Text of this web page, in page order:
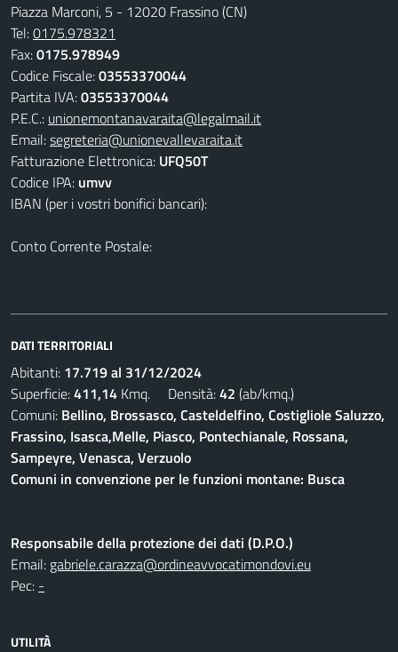
Piazza Marconi, 5 - 12020 Frassino (CN)
Tel:0175.978321
Fax:0175.978949
Codice Fiscale:03553370044
Partita IVA:03553370044
P.E.C.: unionemontanavaraita@legalmail.it
Email:segreteria@unionevallevaraita.it
Fatturazione Elettronica: UFQ50T
Codice IPA: umvv
IBAN (per i vostri bonifici bancari):
Conto Corrente Postale:
DATI TERRITORIALI
Abitanti: 17.719 al 31/12/2024
Superficie:411,14 Kmq. Densità:42 (ab/kmq.)
Comuni: Bellino, Brossasco, Casteldelfino, Costigliole Saluzzo,
Frassino, Isasca,Melle, Piasco, Pontechianale, Rossana,
Sampeyre, Venasca, Verzuolo
Comuni in convenzione per le funzioni montane: Busca
Responsabile della protezione dei dati (D.P.O.)
Email: gabriele.carazza@ordineavvocatimondovi.eu
Pec: -
UTILITÀ